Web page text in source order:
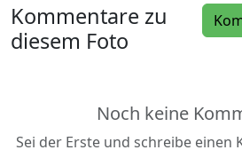
Kommentare zu
diesem Foto
Noch keine
Sei der Erste und schreibe einen